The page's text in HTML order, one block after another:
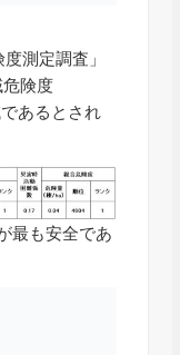
測定調査」
険度
あるとされ
最も安全であ